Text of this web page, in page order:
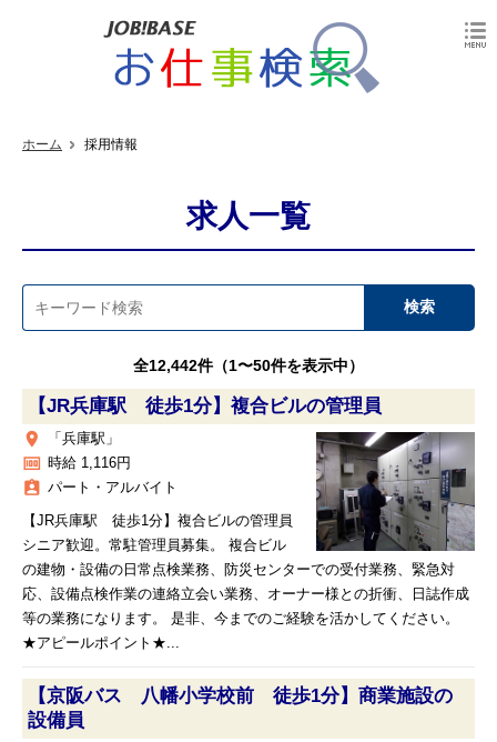
ホーム 採用情報
求人一覧
全12,442件（1〜50件を表示中）
【JR兵庫駅 徒歩1分】複合ビルの管理員
place 「兵庫駅」
money 時給 1,116円
assignment_ind パート・アルバイト
【JR兵庫駅 徒歩1分】複合ビルの管理員
シニア歓迎。常駐管理員募集。 複合ビル
の建物・設備の日常点検業務、防災センターでの受付業務、緊急対
応、設備点検作業の連絡立会い業務、オーナー様との折衝、日誌作成
等の業務になります。 是非、今までのご経験を活かしてください。
★アピールポイント★...
【京阪バス 八幡小学校前 徒歩1分】商業施設の
設備員